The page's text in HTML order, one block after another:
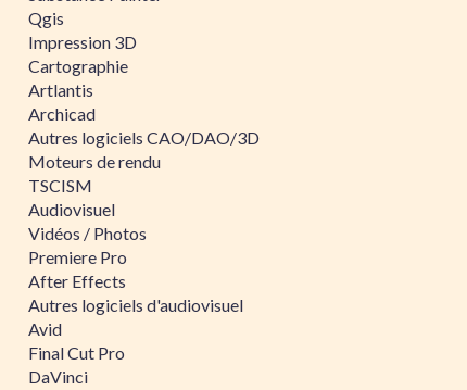
Qgis
Impression 3D
Cartographie
Artlantis
Archicad
Autres logiciels CAO/DAO/3D
Moteurs de rendu
TSCISM
Audiovisuel
Vidéos / Photos
Premiere Pro
After Effects
Autres logiciels d'audiovisuel
Avid
Final Cut Pro
DaVinci